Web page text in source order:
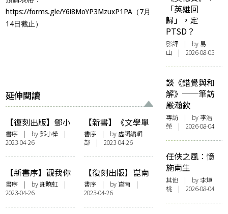
https://forms.gle/Y6i8MoYP3MzuxP1PA （7月
14日截止）
延伸閱讀
【復刻出版】鄧小
樺《斑駁日常》復
刻新序：些許斑
駁，亦成歷史
書序 | by鄧小樺 |
2023-04-26
【新書】《文學單
身動物園》編者序
書序| by 虛詞編輯
部 | 2023-04-26
【新書序】觀我你
妳他她之苦：讀李
智良的《渡日若渡
海》
書序 | by謝曉虹 |
2023-04-26
【復刻出版】崑南
《天堂舞哉足下》
新版序：崑崙懸圃
其尻安在
書序| by 崑南 |
2023-04-26
「英雄回
歸」，定
PTSD？
影評 | by 易
山 | 2026-08-05
談《錯覺與和
解》──筆訪
嚴瀚欽
專訪 | by 李浩
榮 | 2026-08-04
任俠之風：憶
施南生
其他 | by 李焯
桃 | 2026-08-04